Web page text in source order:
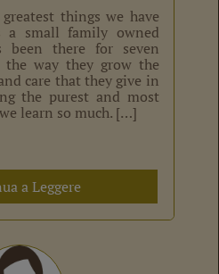
things we have
a small family owned
been there for seven
the way they grow the
care that they give in
the purest and most
learn so much. […]
a Leggere